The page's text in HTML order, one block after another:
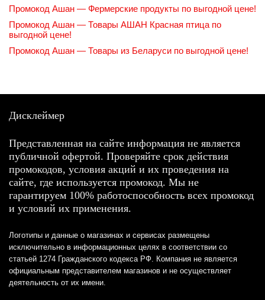
Промокод Ашан — Фермерские продукты по выгодной цене!
Промокод Ашан — Товары АШАН Красная птица по
выгодной цене!
Промокод Ашан — Товары из Беларуси по выгодной цене!
Дисклеймер
Представленная на сайте информация не является
публичной офертой. Проверяйте срок действия
промокодов, условия акций и их проведения на
сайте, где используется промокод. Мы не
гарантируем 100% работоспособность всех промокод
и условий их применения.
Логотипы и данные о магазинах и сервисах размещены
исключительно в информационных целях в соответствии со
статьей 1274 Гражданского кодекса РФ. Компания не является
официальным представителем магазинов и не осуществляет
деятельность от их имени.